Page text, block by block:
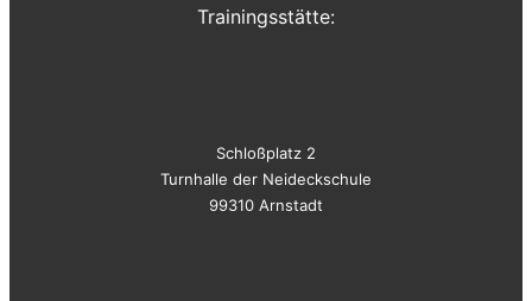
Trainingsstätte:
Schloßplatz 2
Turnhalle der Neideckschule
99310 Arnstadt